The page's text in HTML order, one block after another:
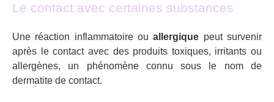
Le contact avec certaines substances
Une réaction inflammatoire ouallergique peut survenir
après le contact avec des produits toxiques, irritants ou
allergènes, un phénomène connu sous le nom de
dermatite de contact.